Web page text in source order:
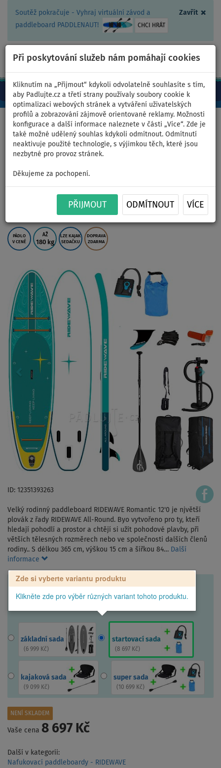
Zavřít ×
Soutěž pokračuje - Vyhraj virtuální závod a
paddleboard PADDLENAUT!
CHCI HRÁT
Při poskytování služeb nám pomáhají cookies
Kliknutím na „Přijmout“ kdykoli odvolatelně souhlasíte s tím,
aby Padlujte.cz a třetí strany používaly soubory cookie k
optimalizaci webových stránek a vytváření uživatelských
profilů a zobrazování zájmově orientované reklamy. Možnosti
konfigurace a další informace naleznete v části „Více“. Zde je
také možné udělený souhlas kdykoli odmítnout. Odmítnutí
neaktivuje použité technologie, s výjimkou těch, které jsou
nezbytné pro provoz stránek.
Děkujeme za pochopení.
PŘIJMOUT ODMÍTNOUT VÍCE
CZ/Kč +420 467 409 090 0ks
Domů >Nafukovací paddleboardy >Velké rodinné
Paddleboard RIDEWAVE
Romantic 12'0 - nafukovací -
varianta: startovací sada
PÁDLO
V CENĚ
AŽ
180 kg
LZE KAJAK
SEDAČKU
DOPRAVA
ZDARMA
ID: 12351393263
Velký rodinný paddleboard RIDEWAVE Romantic 12'0 je njvětší
plovák z řady RIDEWAVE All-Round. Byo vytvořeno pro ty, kteří
hledají pohodlí a prostor a chtějí si užít pohodové plavby, při
větších tělesných rozměrech nebo ve společnosti dalších členů
rodiny.. S délkou 365 cm, výškou 15 cm a šířkou 84… Další
informace
Zde si vyberte variantu produktu
Klikněte zde pro výběr různých variant tohoto produktu.
základní sada
(6 999 Kč)
startovací sada
(8 697 Kč)
kajaková sada
(9 099 Kč)
super sada
( 10 699 Kč)
NENÍ SKLADEM
Vaše cena 8 697 Kč
Další v kategorii:
Nafukovací paddleboardy - RIDEWAVE